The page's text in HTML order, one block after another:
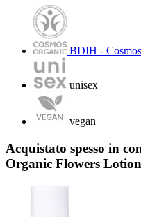
BDIH -
unisex
vegan
Acquistato spesso in
Organic Flowers